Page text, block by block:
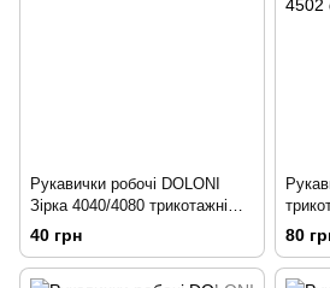
Рукавички робочі DOLONI
Зірка 4040/4080 трикотажні
187241
40 грн 80